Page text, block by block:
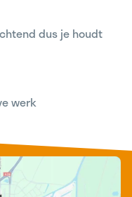
dus je houdt
werk